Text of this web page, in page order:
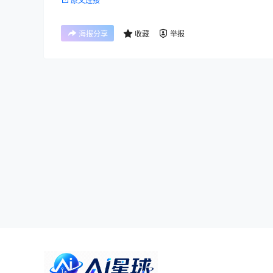
海报分享 收藏 举报